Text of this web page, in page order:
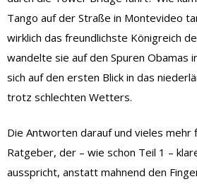
Tango auf der Straße in Montevideo
wirklich das freundlichste Königreich
wandelte sie auf den Spuren Obamas
sich auf den ersten Blick in das
trotz schlechten Wetters.
Die Antworten darauf und vieles mehr
Ratgeber, der – wie schon Teil 1 –
ausspricht, anstatt mahnend den